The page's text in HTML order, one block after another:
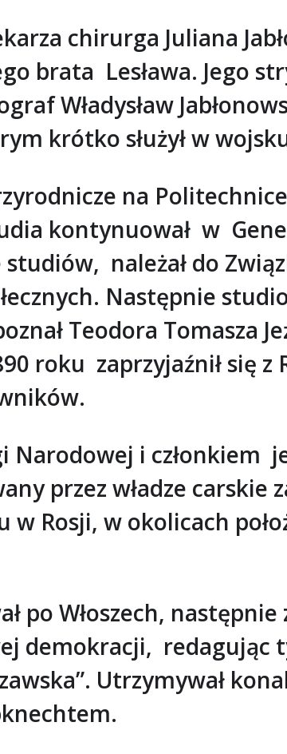
chirurga Juliana
brata Lesława. Jego
Władysław
krótko służył w
na
kontynuował w
należał do
Następnie
Teodora Tomasza
roku zaprzyjaźnił się z
Narodowej i
przez władze carskie
w Rosji, w okolicach
po Włoszech,
demokracji, redagując
Utrzymywał